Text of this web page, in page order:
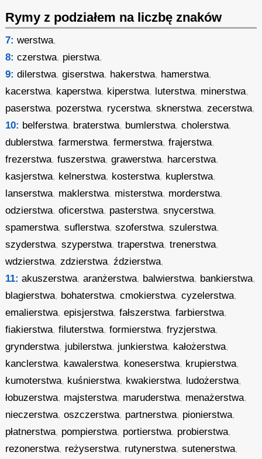
Rymy z podziałem na liczbę znaków
7: werstwa,
8: czerstwa, pierstwa,
9: dilerstwa,giserstwa, hakerstwa, hamerstwa,
kacerstwa, kaperstwa, kiperstwa, luterstwa, minerstwa,
paserstwa, pozerstwa, rycerstwa,sknerstwa,zecerstwa,
10: belferstwa, braterstwa, bumlerstwa,cholerstwa,
dublerstwa,farmerstwa,fermerstwa,frajerstwa,
frezerstwa,fuszerstwa,grawerstwa, harcerstwa,
kasjerstwa, kelnerstwa, kosterstwa, kuplerstwa,
lanserstwa, maklerstwa, misterstwa, morderstwa,
odzierstwa,oficerstwa, pasterstwa,snycerstwa,
spamerstwa,suflerstwa,szoferstwa,szulerstwa,
szyderstwa,szyperstwa,traperstwa,trenerstwa,
wdzierstwa,zdzierstwa,ździerstwa,
11: akuszerstwa,aranżerstwa, balwierstwa, bankierstwa,
blagierstwa, bohaterstwa,cmokierstwa,cyzelerstwa,
emalierstwa,episjerstwa,fałszerstwa,farbierstwa,
fiakierstwa,filuterstwa,formierstwa,fryzjerstwa,
grynderstwa, jubilerstwa, junkierstwa, kałożerstwa,
kanclerstwa, kawalerstwa, koneserstwa, krupierstwa,
kumoterstwa, kuśnierstwa, kwakierstwa, ludożerstwa,
łobuzerstwa, majsterstwa, maruderstwa, menażerstwa,
nieczerstwa,oszczerstwa, partnerstwa, pionierstwa,
płatnerstwa, pompierstwa, portierstwa, probierstwa,
rezonerstwa, reżyserstwa, rutynerstwa,sutenerstwa,